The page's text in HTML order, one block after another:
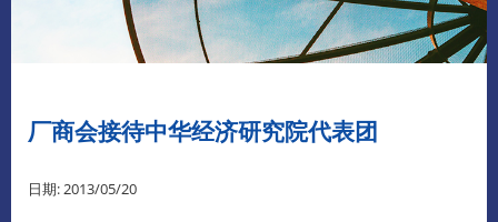
厂商会接待中华经济研究院代表团
日期: 2013/05/20